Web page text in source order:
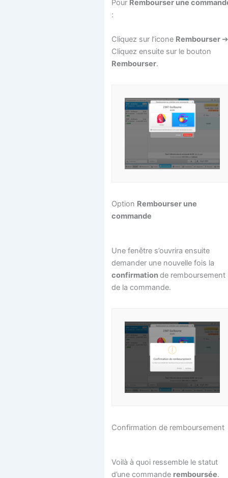
Pour Rembourser une
:
Cliquez sur l’icone Rembourser
Cliquez ensuite sur le bouton
Rembourser.
Option Rembourser une
commande
Une fenêtre s’ouvrira ensuite
demander une nouvelle fois la
confirmationde remboursement
de la commande.
Confirmation de remboursement
Voilà à quoi ressemble le statut
d’une commande remboursée.